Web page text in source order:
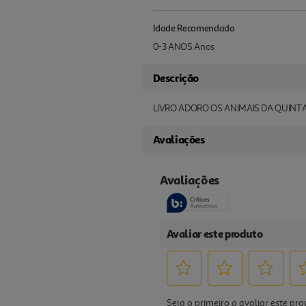
Idade Recomendada
0-3 ANOS Anos
Descrição
LIVRO ADORO OS ANIMAIS DA
Avaliações